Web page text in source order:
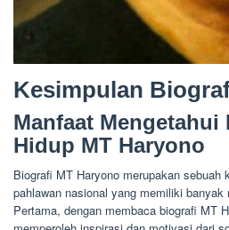
Kesimpulan
Manfaat Mengetahui
Hidup MT Haryono
Biografi MT Haryono merupakan sebuah
pahlawan nasional yang memiliki banyak
Pertama, dengan membaca biografi MT